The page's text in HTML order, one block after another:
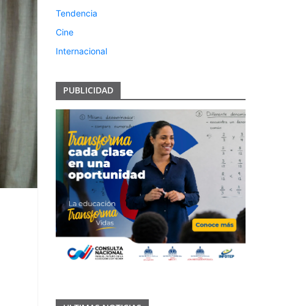
Tendencia
Cine
Internacional
PUBLICIDAD